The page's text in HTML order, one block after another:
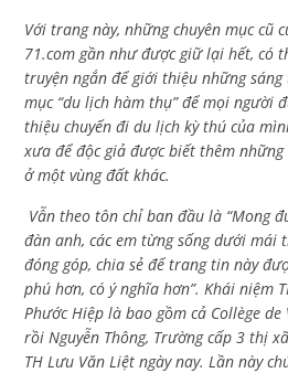
Với trang này, những chuyên mục cũ
71.com gần như được giữ lại hết, có
truyện ngắn để giới thiệu những sáng
mục “du lịch hàm thụ” để mọi người
thiệu chuyến đi du lịch kỳ thú của
xưa để độc giả được biết thêm
ở một vùng đất khác.
Vẫn theo tôn chỉ ban đầu là “Mong
đàn anh, các em từng sống dưới mái
đóng góp, chia sẻ để trang tin này
phú hơn, có ý nghĩa hơn”. Khái niệm
Phước Hiệp là bao gồm cả Collège de
rồi Nguyễn Thông, Trường cấp 3 thị
TH Lưu Văn Liệt ngày nay. Lần này